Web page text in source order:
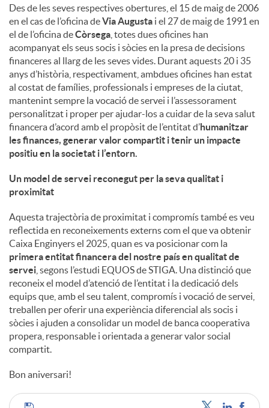
u
t
s
Des de les seves respectives obertures, el 15 de maig de 2006
en el cas de l’oficina deVia Augusta i el 27 de maig de 1991 en
el de l’oficina deCòrsega , totes dues oficines han
acompanyat els seus socis i sòcies en la presa de decisions
financeres al llarg de les seves vides. Durant aquests 20 i 35
anys d’història, respectivament, ambdues oficines han estat
al costat de famílies, professionals i empreses de la ciutat,
mantenint sempre la vocació de servei i l’assessorament
personalitzat i proper per ajudar-los a cuidar de la seva salut
financera d’acord amb el propòsit de l’entitat d’humanitzar
les finances, generar valor compartit i tenir un impacte
positiu en la societat i l’entorn.
Un model de servei reconegut per la seva qualitat i
proximitat
Aquesta trajectòria de proximitat i compromís també es veu
reflectida en reconeixements externs com el que va obtenir
Caixa Enginyers el 2025, quan es va posicionar com la
primera entitat financera del nostre país en qualitat de
servei , segons l’estudi EQUOS de STIGA. Una distinció que
reconeix el model d’atenció de l’entitat i la dedicació dels
equips que, amb el seu talent, compromís i vocació de servei,
treballen per oferir una experiència diferencial als socis i
sòcies i ajuden a consolidar un model de banca cooperativa
propera, responsable i orientada a generar valor social
compartit.
Bon aniversari!